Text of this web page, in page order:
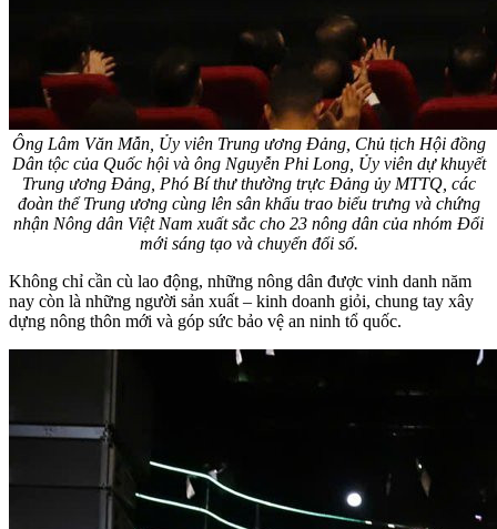
Ông Lâm Văn Mẫn, Ủy viên Trung ương Đảng, Chủ tịch Hội đồng
Dân tộc của Quốc hội và ông Nguyễn Phi Long, Ủy viên dự khuyết
Trung ương Đảng, Phó Bí thư thường trực Đảng ủy MTTQ, các
đoàn thể Trung ương cùng lên sân khấu trao biểu trưng và chứng
nhận Nông dân Việt Nam xuất sắc cho 23 nông dân của nhóm Đổi
mới sáng tạo và chuyển đổi số.
Không chỉ cần cù lao động, những nông dân được vinh danh năm
nay còn là những người sản xuất – kinh doanh giỏi, chung tay xây
dựng nông thôn mới và góp sức bảo vệ an ninh tổ quốc.